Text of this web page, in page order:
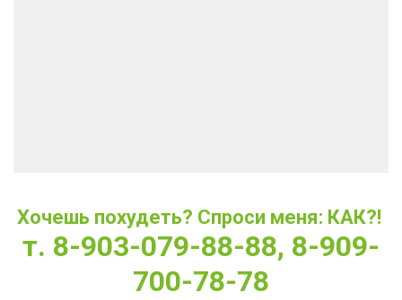
Хочешь похудеть? Спроси меня: КАК?!
т. 8-903-079-88-88, 8-909-
700-78-78